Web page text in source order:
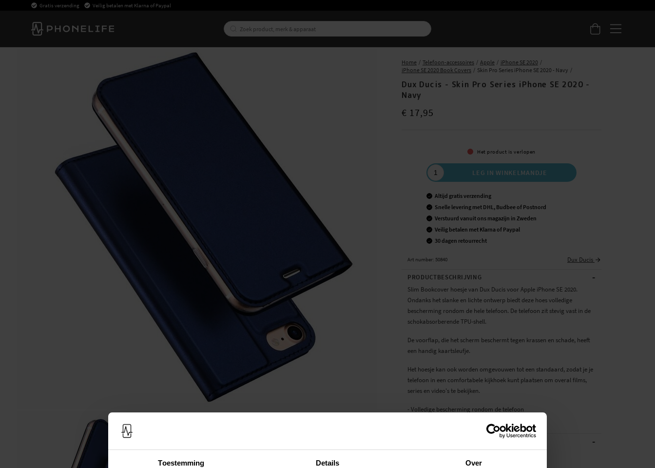
Toestemming Details Over
Gratis verzending Veilig betalen met Klarna of Paypal
Home Telefoon-accessoires Apple
iPhone SE 2020
iPhone SE 2020 Book Covers
Skin Pro Series iPhone SE 2020 - Navy
Dux Ducis - Skin Pro Series iPhone SE 2020 -
Navy
Prijs :€ 17,95
€ 17,95
Het product is verlopen
LEG IN WINKELMANDJE
Altijd gratis verzending
Snelle levering met DHL, Budbee of Postnord
Verstuurd vanuit ons magazijn in Zweden
Veilig betalen met Klarna of Paypal
30 dagen retourrecht
Art number: 50840 Dux Ducis
PRODUCTBESCHRIJVING -
Slim Bookcover hoesje van Dux Ducis voor Apple iPhone SE 2020.
Ondanks het slanke en lichte ontwerp biedt deze hoes volledige
bescherming rondom de hele telefoon. De telefoon zit stevig vast in de
schokabsorberende TPU-shell.
De voorflap, die het scherm beschermt tegen krassen en schade, heeft
een handig kaartsleufje.
Het hoesje kan ook worden omgevouwen tot een standaard, zodat je je
telefoon in een comfortabele kijkhoek kunt plaatsen om overal films,
series en video's te bekijken.
- Volledige bescherming rondom de telefoon
-